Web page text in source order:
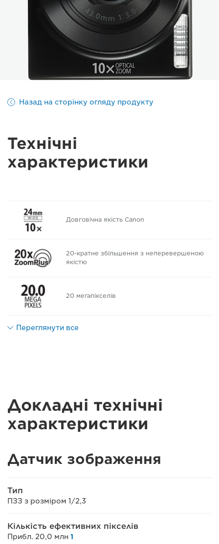
Назад на сторінку огляду продукту
Технічні
характеристики
Довговічна якість Canon
20-кратне збільшення з неперевершеною
якістю
20 мегапікселів
Переглянути все
Докладні технічні
характеристики
Датчик зображення
Тип
ПЗЗ з розміром 1/2,3
Кількість ефективних пікселів
Прибл. 20,0 млн 1